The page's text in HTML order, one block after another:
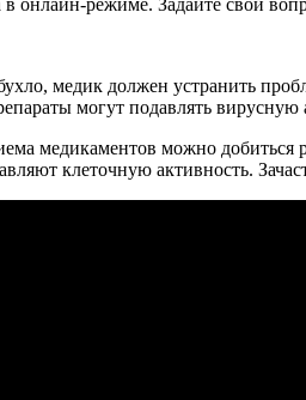
онлайн-режиме. Задайте свой
медик должен устранить
могут подавлять
медикаментов можно добиться
клеточную активность.